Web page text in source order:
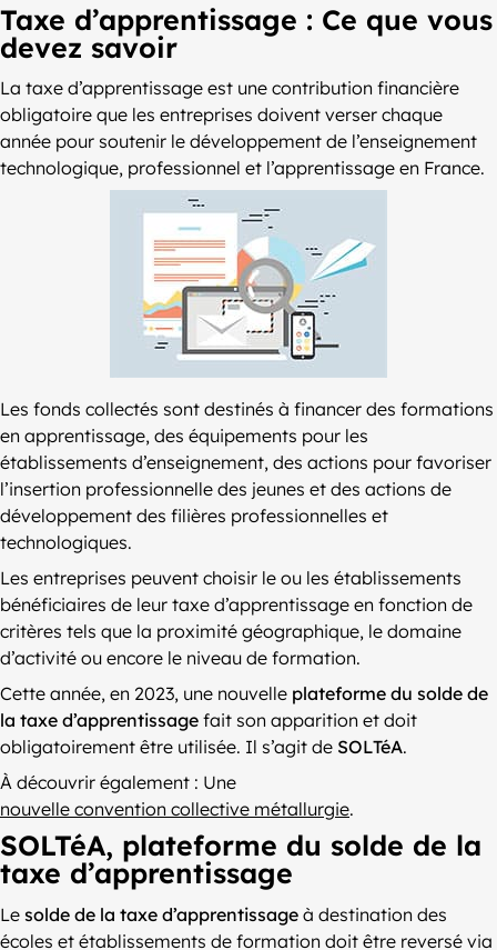
Taxe d’apprentissage : Ce que vous
devez savoir
La taxe d’apprentissage est une contribution financière
obligatoire que les entreprises doivent verser chaque
année pour soutenir le développement de l’enseignement
technologique, professionnel et l’apprentissage en France.
Les fonds collectés sont destinés à financer des formations
en apprentissage, des équipements pour les
établissements d’enseignement, des actions pour favoriser
l’insertion professionnelle des jeunes et des actions de
développement des filières professionnelles et
technologiques.
Les entreprises peuvent choisir le ou les établissements
bénéficiaires de leur taxe d’apprentissage en fonction de
critères tels que la proximité géographique, le domaine
d’activité ou encore le niveau de formation.
Cette année, en 2023, une nouvelle plateforme du solde de
la taxe d’apprentissage fait son apparition et doit
obligatoirement être utilisée. Il s’agit de SOLTéA.
À découvrir également : Une
nouvelle convention collective métallurgie.
SOLTéA, plateforme du solde de la
taxe d’apprentissage
Le solde de la taxe d’apprentissage à destination des
écoles et établissements de formation doit être reversé via